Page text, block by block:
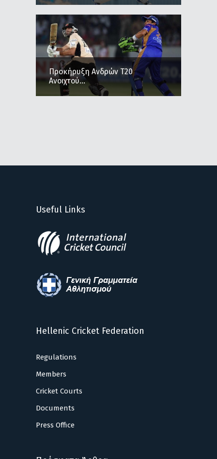
Προκήρυξη Ανδρών Τ20
Ανοιχτού...
Useful Links
Hellenic Cricket Federation
Regulations
Members
Cricket Courts
Documents
Press Office